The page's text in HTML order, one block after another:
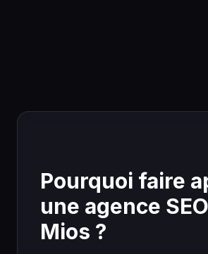
Pourquoi faire
une agence
Mios ?